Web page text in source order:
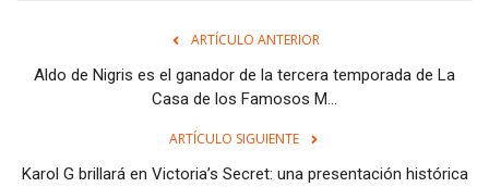
ARTÍCULO ANTERIOR
Aldo de Nigris es el ganador de la tercera temporada de La
Casa de los Famosos M...
ARTÍCULO SIGUIENTE
Karol G brillará en Victoria’s Secret: una presentación histórica